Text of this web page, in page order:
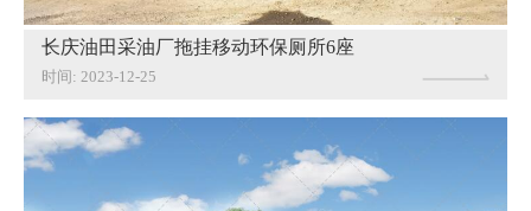
长庆油田采油厂拖挂移动环保厕所6座
时间: 2023-12-25